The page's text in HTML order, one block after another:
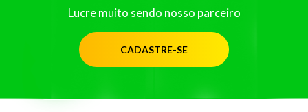
Lucre muito sendo nosso parceiro
CADASTRE-SE